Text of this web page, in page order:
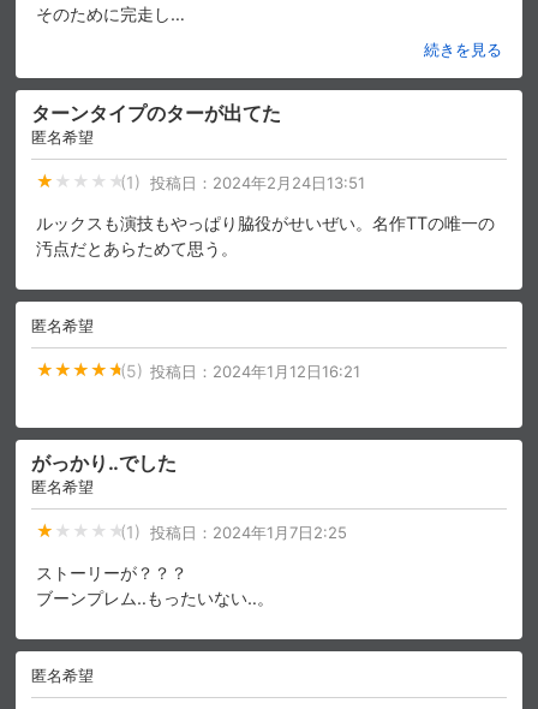
そのために完走し…
続きを見る
ターンタイプのターが出てた
匿名希望
(1) 投稿日： 2024年2月24日13:51
ルックスも演技もやっぱり脇役がせいぜい。名作TTの唯一の
汚点だとあらためて思う。
匿名希望
(5) 投稿日： 2024年1月12日16:21
がっかり‥でした
匿名希望
(1) 投稿日： 2024年1月7日2:25
ストーリーが？？？
ブーンプレム‥もったいない‥。
匿名希望